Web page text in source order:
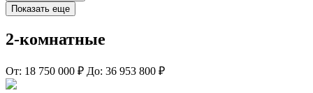
Показать еще
2-комнатные
От: 18 750 000 ₽ До: 36 953 800 ₽